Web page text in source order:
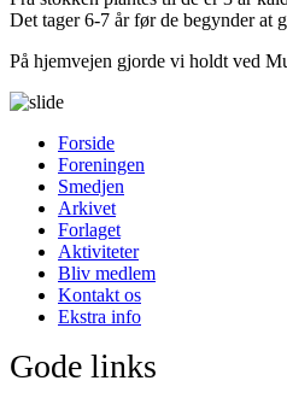
Det tager 6-7 år før de begynder at
På hjemvejen gjorde vi holdt ved
Forside
Foreningen
Smedjen
Arkivet
Forlaget
Aktiviteter
Bliv medlem
Kontakt os
Ekstra info
Gode links